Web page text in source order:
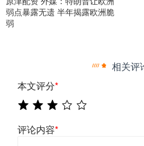
弱点暴露无遗 半年揭露欧洲脆
弱
相关评
本文评分*
评论内容*